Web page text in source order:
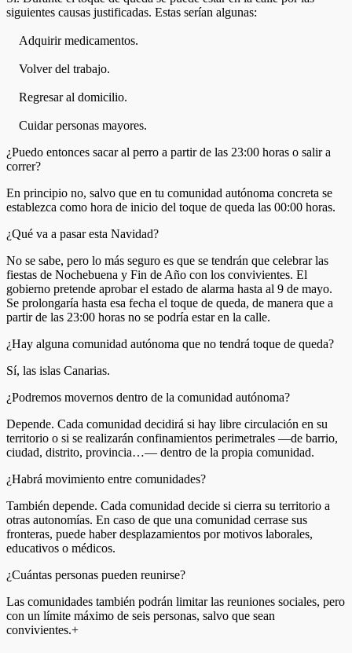
siguientes causas justificadas. Estas serían algunas:
Adquirir medicamentos.
Volver del trabajo.
Regresar al domicilio.
Cuidar personas mayores.
¿Puedo entonces sacar al perro a partir de las 23:00 horas o salir a
correr?
En principio no, salvo que en tu comunidad autónoma concreta se
establezca como hora de inicio del toque de queda las 00:00 horas.
¿Qué va a pasar esta Navidad?
No se sabe, pero lo más seguro es que se tendrán que celebrar las
fiestas de Nochebuena y Fin de Año con los convivientes. El
gobierno pretende aprobar el estado de alarma hasta al 9 de mayo.
Se prolongaría hasta esa fecha el toque de queda, de manera que a
partir de las 23:00 horas no se podría estar en la calle.
¿Hay alguna comunidad autónoma que no tendrá toque de queda?
Sí, las islas Canarias.
¿Podremos movernos dentro de la comunidad autónoma?
Depende. Cada comunidad decidirá si hay libre circulación en su
territorio o si se realizarán confinamientos perimetrales —de barrio,
ciudad, distrito, provincia…— dentro de la propia comunidad.
¿Habrá movimiento entre comunidades?
También depende. Cada comunidad decide si cierra su territorio a
otras autonomías. En caso de que una comunidad cerrase sus
fronteras, puede haber desplazamientos por motivos laborales,
educativos o médicos.
¿Cuántas personas pueden reunirse?
Las comunidades también podrán limitar las reuniones sociales, pero
con un límite máximo de seis personas, salvo que sean
convivientes.+